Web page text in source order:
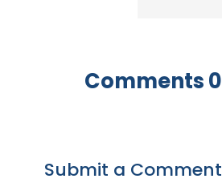
0 Comments
Submit a Comment